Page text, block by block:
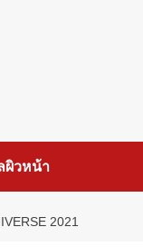
ผิวหน้า
2021